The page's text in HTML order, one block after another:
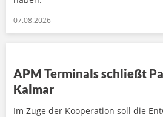
07.08.2026
APM Terminals schließt
Kalmar
Im Zuge der Kooperation soll die